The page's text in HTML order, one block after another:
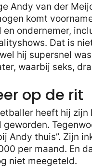
Andy van der
komt
ondernemer,
Dat is
hij supersnel
waarbij seks,
op de rit
heeft hij
Andy thuis”. Zijn
per maand. En
niet meegeteld.